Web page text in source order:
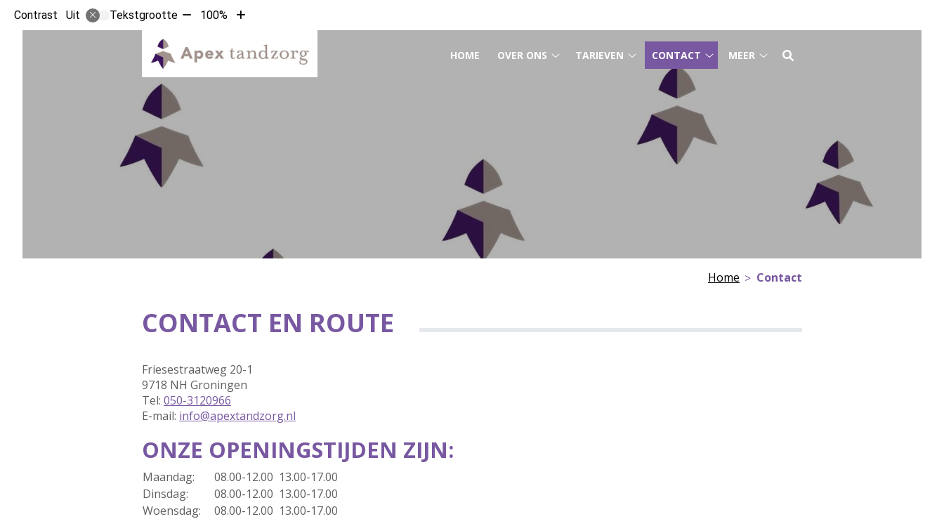
Contrast Uit Tekstgrootte Tekst
met
10%
100%
Tekst
10%
HOOFDMENUHOME OVER ONS TARIEVEN
Tarieven
submenu
CONTACT
Contact
MEER
Home Contact
CONTACT EN ROUTE
Friesestraatweg 20-1
9718 NH Groningen
Tel: 050-3120966
E-mail: info@apextandzorg.nl
ONZE OPENINGSTIJDEN ZIJN:
Maandag:
08.00-12.00 13.00-17.00
Dinsdag:
08.00-12.00 13.00-17.00
Woensdag:
08.00-12.00 13.00-17.00